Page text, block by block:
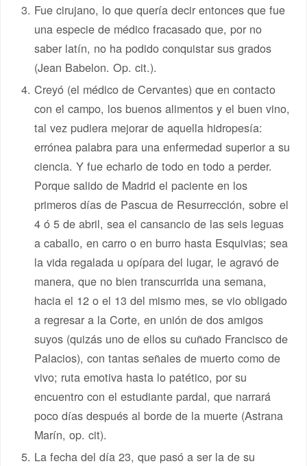
Fue cirujano, lo que quería decir entonces que fue
una especie de médico fracasado que, por no
saber latín, no ha podido conquistar sus grados
(Jean Babelon. Op. cit.).
Creyó (el médico de Cervantes) que en contacto
con el campo, los buenos alimentos y el buen vino,
tal vez pudiera mejorar de aquella hidropesía:
errónea palabra para una enfermedad superior a su
ciencia. Y fue echarlo de todo en todo a perder.
Porque salido de Madrid el paciente en los
primeros días de Pascua de Resurrección, sobre el
4 ó 5 de abril, sea el cansancio de las seis leguas
a caballo, en carro o en burro hasta Esquivias; sea
la vida regalada u opípara del lugar, le agravó de
manera, que no bien transcurrida una semana,
hacia el 12 o el 13 del mismo mes, se vio obligado
a regresar a la Corte, en unión de dos amigos
suyos (quizás uno de ellos su cuñado Francisco de
Palacios), con tantas señales de muerto como de
vivo; ruta emotiva hasta lo patético, por su
encuentro con el estudiante pardal, que narrará
poco días después al borde de la muerte (Astrana
Marín, op. cit).
La fecha del día 23, que pasó a ser la de su